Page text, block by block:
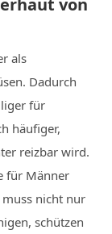
als
Dadurch
für
häufiger,
reizbar wird.
für Männer
muss nicht nur
schützen